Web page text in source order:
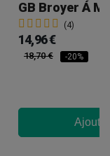
(4)
14,96 €
18,70 € -20%